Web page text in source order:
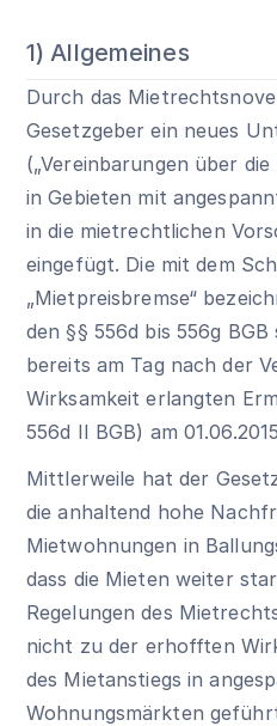
1) Allgemeines
Durch das
Gesetzgeber ein neues
(„Vereinbarungen über
in Gebieten mit
in die mietrechtlichen
eingefügt. Die mit dem
„Mietpreisbremse“
den §§ 556d bis 556g BGB
bereits am Tag nach der
Wirksamkeit erlangten
556d II BGB) am
Mittlerweile hat der
die anhaltend hohe
Mietwohnungen in
dass die Mieten weiter
Regelungen des
nicht zu der erhofften
des Mietanstiegs in
Wohnungsmärkten